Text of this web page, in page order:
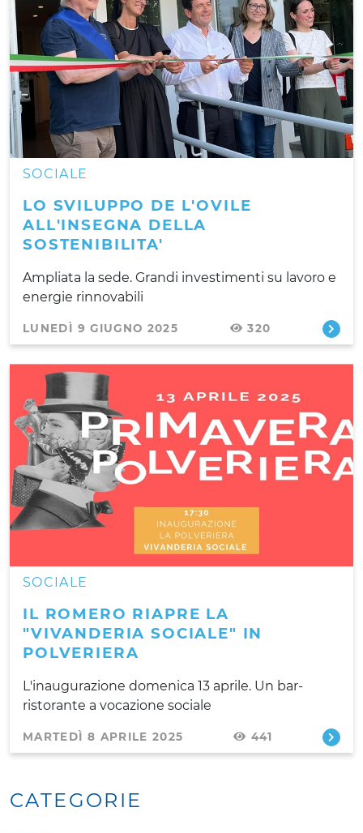
SOCIALE
LO SVILUPPO DE L'OVILE
ALL'INSEGNA DELLA
SOSTENIBILITA'
Ampliata la sede. Grandi investimenti su lavoro e
energie rinnovabili
LUNEDÌ 9 GIUGNO 2025 320
SOCIALE
IL ROMERO RIAPRE LA
"VIVANDERIA SOCIALE" IN
POLVERIERA
L'inaugurazione domenica 13 aprile. Un bar-
ristorante a vocazione sociale
MARTEDÌ 8 APRILE 2025 441
CATEGORIE